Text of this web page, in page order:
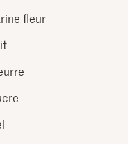
fleur